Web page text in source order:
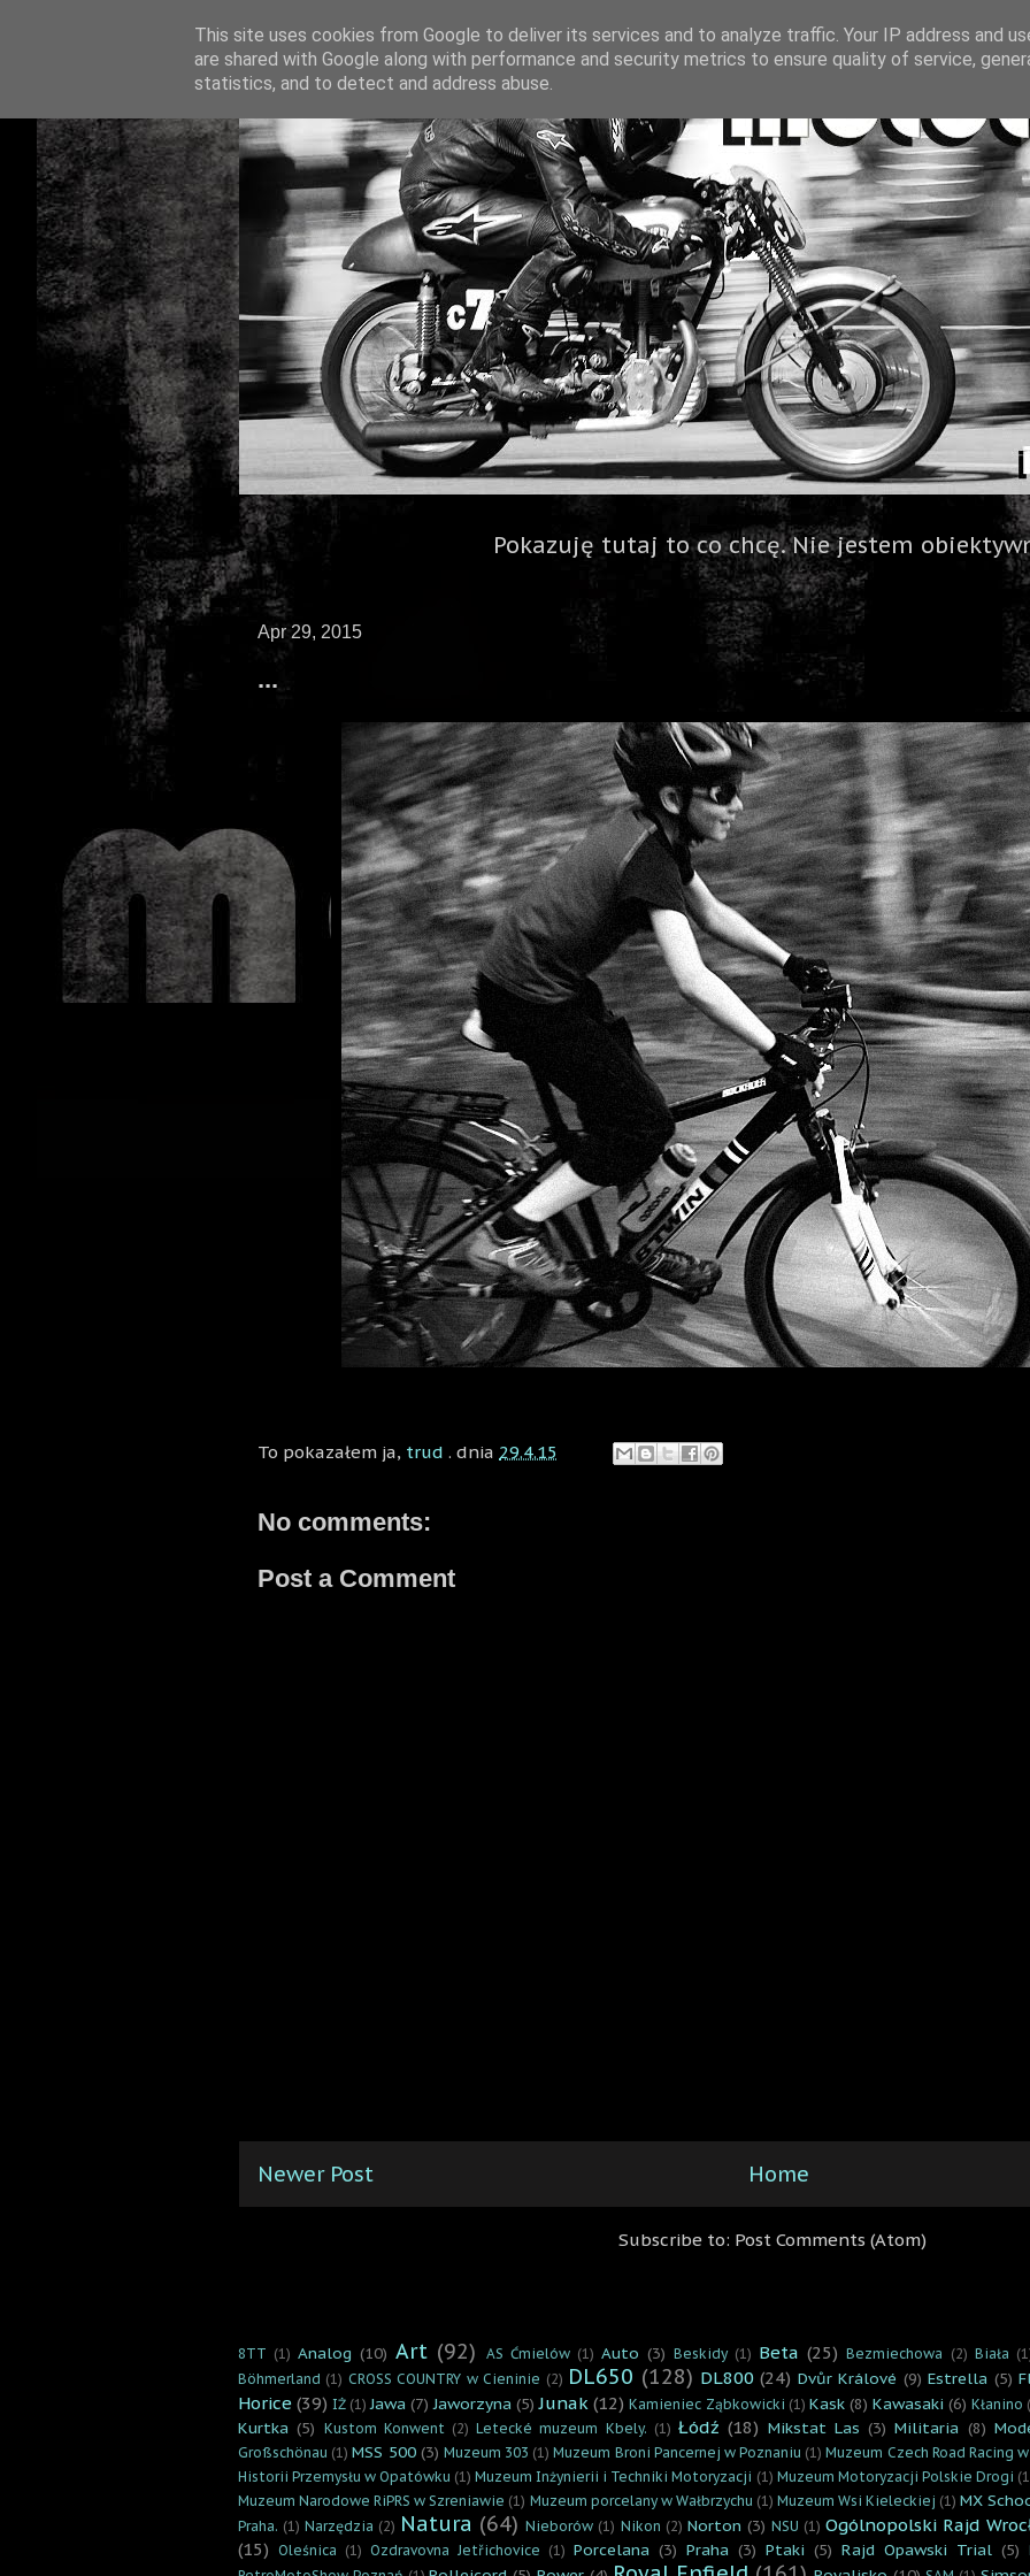
Pokazuję tutaj to co chcę. Nie jestem
Apr 29, 2015
...
To pokazałem ja, trud . dnia 29.4.15
No comments:
Post a Comment
Newer Post Home
Subscribe to: Post Comments (Atom)
8TT (1) Analog (10) Art (92) AS Ćmielów (1) Auto (3) Beskidy (1) Beta (25) Bezmiechowa (2) Biała
Böhmerland (1) CROSS COUNTRY w Cieninie (2) DL650 (128) DL800 (24) Dvůr Králové (9) Estrella (5)
Horice (39) IŻ (1) Jawa (7) Jaworzyna (5) Junak (12) Kamieniec Ząbkowicki (1) Kask (8) Kawasaki (6) Kłanino
Kurtka (5) Kustom Konwent (2) Letecké muzeum Kbely. (1) Łódź (18) Mikstat Las (3) Militaria (8)
Großschönau (1) MSS 500 (3) Muzeum 303 (1) Muzeum Broni Pancernej w Poznaniu (1) Muzeum Czech Road Racing
Historii Przemysłu w Opatówku (1) Muzeum Inżynierii i Techniki Motoryzacji (1) Muzeum Motoryzacji Polskie Drogi
Muzeum Narodowe RiPRS w Szreniawie (1) Muzeum porcelany w Wałbrzychu (1) Muzeum Wsi Kieleckiej (1) MX
Praha. (1) Narzędzia (2) Natura (64) Nieborów (1) Nikon (2) Norton (3) NSU (1) Ogólnopolski Rajd
(15) Oleśnica (1) Ozdravovna Jetřichovice (1) Porcelana (3) Praha (3) Ptaki (5) Rajd Opawski Trial (5)
This site uses cookies from Google to deliver its services and to analyze traffic. Your IP address and
are shared with Google along with performance and security metrics to ensure quality of service,
statistics, and to detect and address abuse.